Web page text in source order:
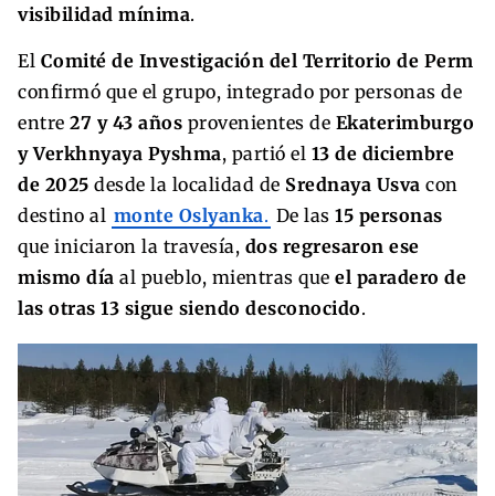
visibilidad mínima.
El Comité de Investigación del Territorio de Perm
confirmó que el grupo, integrado por personas de
entre 27 y 43 años provenientes de Ekaterimburgo
y Verkhnyaya Pyshma, partió el 13 de diciembre
de 2025 desde la localidad de Srednaya Usva con
destino al monte Oslyanka. De las 15 personas
que iniciaron la travesía, dos regresaron ese
mismo día al pueblo, mientras que el paradero de
las otras 13 sigue siendo desconocido.